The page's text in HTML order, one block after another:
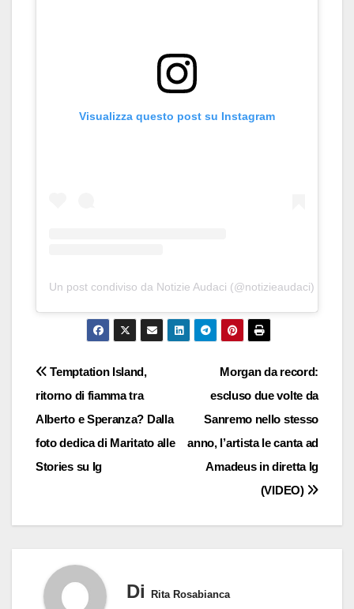
Visualizza questo post su Instagram
Un post condiviso da Notizie Audaci (@notizieaudaci)
Navigazione
articoli
Morgan da record:
escluso due volte da
Sanremo nello stesso
anno, l’artista le canta ad
Amadeus in diretta Ig
(VIDEO)
Temptation Island,
ritorno di fiamma tra
Alberto e Speranza? Dalla
foto dedica di Maritato alle
Stories su Ig
Di Rita Rosabianca